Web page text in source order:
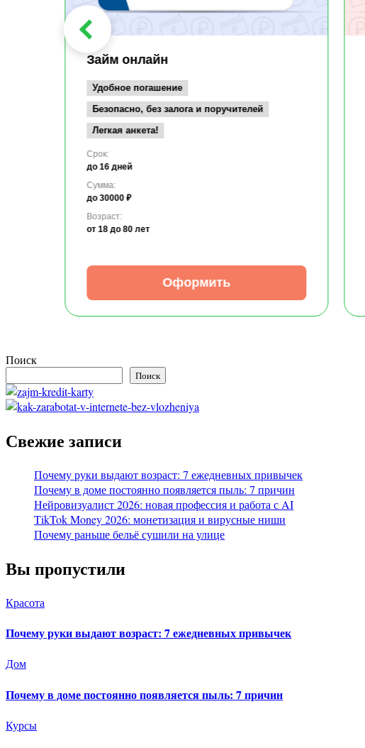
Займ онлайн
Удобное погашение
Безопасно, без залога и поручителей
Легкая анкета!
Срок:
до 16 дней
Сумма:
до 30000 ₽
Возраст:
от 18 до 80 лет
Оформить
Поиск
Поиск
Свежие записи
Почему руки выдают возраст: 7 ежедневных привычек
Почему в доме постоянно появляется пыль: 7 причин
Нейровизуалист 2026: новая профессия и работа с AI
TikTok Money 2026: монетизация и вирусные ниши
Почему раньше бельё сушили на улице
Вы пропустили
Красота
Почему руки выдают возраст: 7 ежедневных привычек
Дом
Почему в доме постоянно появляется пыль: 7 причин
Курсы